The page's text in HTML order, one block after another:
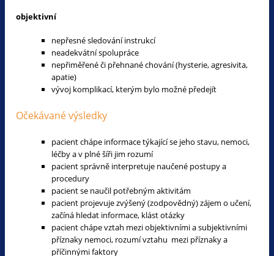
objektivní
nepřesné sledování instrukcí
neadekvátní spolupráce
nepřiměřené či přehnané chování (hysterie, agresivita,
apatie)
vývoj komplikací, kterým bylo možné předejít
Očekávané výsledky
pacient chápe informace týkající se jeho stavu, nemoci,
léčby a v plné šíři jim rozumí
pacient správně interpretuje naučené postupy a
procedury
pacient se naučil potřebným aktivitám
pacient projevuje zvýšený (zodpovědný) zájem o učení,
začíná hledat informace, klást otázky
pacient chápe vztah mezi objektivními a subjektivními
příznaky nemoci, rozumí vztahu mezi příznaky a
příčinnými faktory